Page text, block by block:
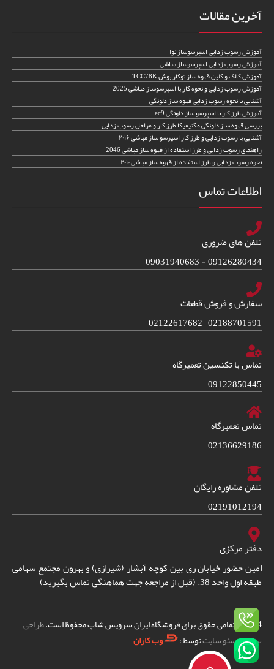
آخرین مقالات
آموزش رسوب زدایی اسپرسوساز نوا
آموزش رسوب زدایی اسپرسوساز مباشی
آموزش کالک و کلین قهوه ساز توکار بوش TCC78K
آموزش رسوب زدایی و نحوه کار با اسپرسوساز مباشی 2025
آشنایی با نحوه رسوب زدایی قهوه ساز دلونگی
آموزش طرز کار با اسپرسو ساز دلونگی ec9
بررسی قهوه ساز دلونگی مگنیفیکا طرز کار و مراحل رسوب زدایی
آشنایی با رسوب زدایی و طرز کار اسپرسو ساز مباشی ۲۰۱۶
راهنمای رسوب زدایی و طرز استفاده از قهوه ساز مباشی 2046
نحوه رسوب زدایی و طرز استفاده از قهوه ساز مباشی ۲۰۱۰
اطلاعات تماس
تلفن های ضروری
09126280434 - 09031940683
سفارش و فروش قطعات
02188701591 – 02122617682
تماس با تکنسین تعمیرگاه
09122850445
تماس تعمیرگاه
02136629186
تلفن مشاوره رایگان
02191012194
دفتر مرکزی
امین حضور خیابان ری بین کوچه آبشار (شیرازی) و بهرون مجتمع سهامی
طبقه اول واحد 38. (قبل از مراجعه جهت هماهنگی تماس بگیرید)
2024© – تمامی حقوق برای فروشگاه ایران سرویس شاپ محفوظ است.طراحی
سایتوسئو سایتتوسط : وب کاران